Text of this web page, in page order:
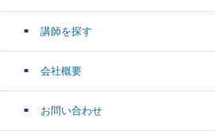
講師を探す
会社概要
お問い合わせ